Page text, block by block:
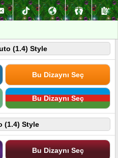
(1.4) Style
Bu Dizaynı Seç
Bu Dizaynı Seç
(1.4) Style
Bu Dizaynı Seç